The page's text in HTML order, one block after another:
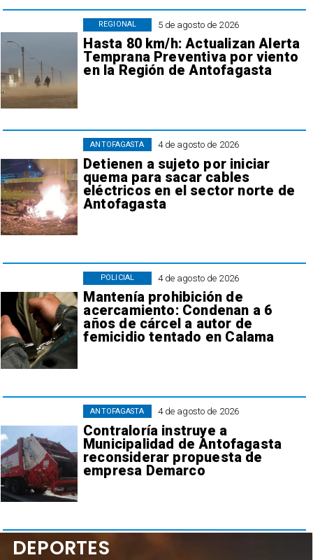
5 de agosto de 2026
Hasta 80 km/h: Actualizan Alerta
Temprana Preventiva por viento
en la Región de Antofagasta
REGIONAL
4 de agosto de 2026
Detienen a sujeto por iniciar
quema para sacar cables
eléctricos en el sector norte de
Antofagasta
ANTOFAGASTA
4 de agosto de 2026
Mantenía prohibición de
acercamiento: Condenan a 6
años de cárcel a autor de
femicidio tentado en Calama
POLICIAL
4 de agosto de 2026
Contraloría instruye a
Municipalidad de Antofagasta
reconsiderar propuesta de
empresa Demarco
ANTOFAGASTA
DEPORTES